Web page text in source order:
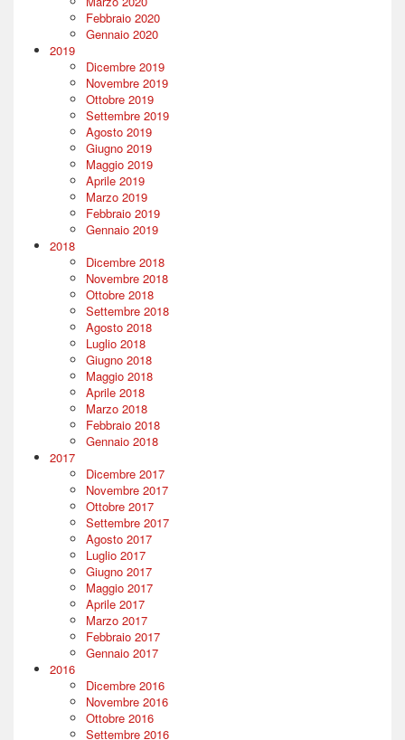
Febbraio 2020
Gennaio 2020
2019
Dicembre 2019
Novembre 2019
Ottobre 2019
Settembre 2019
Agosto 2019
Giugno 2019
Maggio 2019
Aprile 2019
Marzo 2019
Febbraio 2019
Gennaio 2019
2018
Dicembre 2018
Novembre 2018
Ottobre 2018
Settembre 2018
Agosto 2018
Luglio 2018
Giugno 2018
Maggio 2018
Aprile 2018
Marzo 2018
Febbraio 2018
Gennaio 2018
2017
Dicembre 2017
Novembre 2017
Ottobre 2017
Settembre 2017
Agosto 2017
Luglio 2017
Giugno 2017
Maggio 2017
Aprile 2017
Marzo 2017
Febbraio 2017
Gennaio 2017
2016
Dicembre 2016
Novembre 2016
Ottobre 2016
Settembre 2016